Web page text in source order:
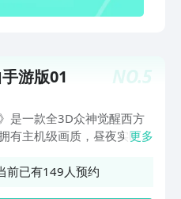
NO.5
游版01
是一款全3D众神觉醒西方
有主机级画质，昼夜实时光
家可变身天神，与数百战宠
更多
前已有149人预约